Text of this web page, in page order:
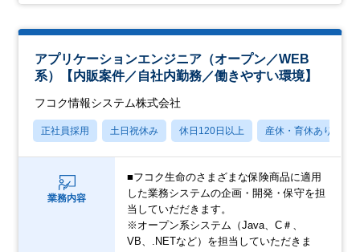
アプリケーションエンジニア（オープン／WEB
系）【内販案件／自社内勤務／働きやすい環境】
フコク情報システム株式会社
正社員採用 土日祝休み 休日120日以上 産休・育休あり
業務内容
■フコク⽣命のさまざまな保険商品に適用
した業務システムの企画・開発・保守を担
当していだだきます。
※オープン系システム（Java、C＃、
VB、.NETなど）を担当していただきま